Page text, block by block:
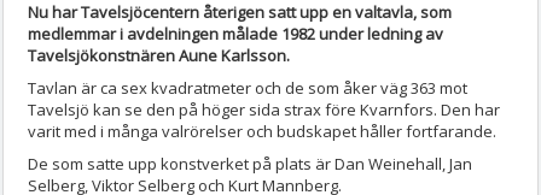
Nu har Tavelsjöcentern återigen satt upp en valtavla, som
medlemmar i avdelningen målade 1982 under ledning av
Tavelsjökonstnären Aune Karlsson.
Tavlan är ca sex kvadratmeter och de som åker väg 363 mot
Tavelsjö kan se den på höger sida strax före Kvarnfors. Den har
varit med i många valrörelser och budskapet håller fortfarande.
De som satte upp konstverket på plats är Dan Weinehall, Jan
Selberg, Viktor Selberg och Kurt Mannberg.